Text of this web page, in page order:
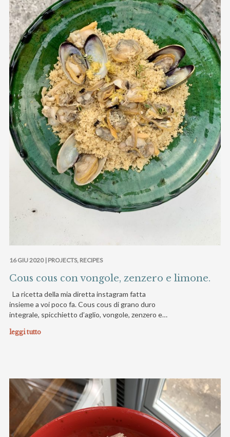
16 GIU 2020 | PROJECTS, RECIPES
Cous cous con vongole, zenzero e limone.
La ricetta della mia diretta instagram fatta
insieme a voi poco fa. Cous cous di grano duro
integrale, spicchietto d’aglio, vongole, zenzero e…
leggi tutto